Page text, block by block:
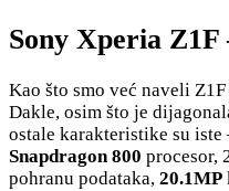
Sony Xperia
Kao što smo već naveli
Dakle, osim što je
ostale karakteristike su iste
Snapdragon 800 procesor,
pohranu podataka, 20.1MP